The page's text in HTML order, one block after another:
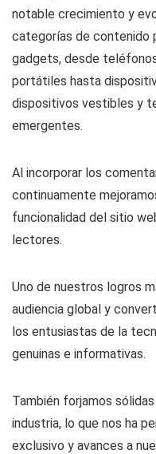
notable crecimiento y
categorías de contenido
gadgets, desde
portátiles hasta
dispositivos vestibles y
emergentes.
Al incorporar los
continuamente
funcionalidad del sitio
lectores.
Uno de nuestros logros
audiencia global y
los entusiastas de la
genuinas e informativas.
También forjamos
industria, lo que nos ha
exclusivo y avances a